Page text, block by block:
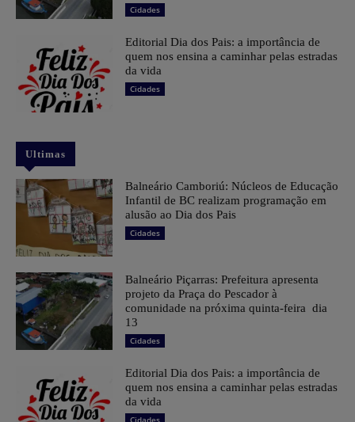
Cidades
Editorial Dia dos Pais: a importância de
quem nos ensina a caminhar pelas estradas
da vida
Cidades
Ultimas
Balneário Camboriú: Núcleos de Educação
Infantil de BC realizam programação em
alusão ao Dia dos Pais
Cidades
Balneário Piçarras: Prefeitura apresenta
projeto da Praça do Pescador à
comunidade na próxima quinta-feira dia
13
Cidades
Editorial Dia dos Pais: a importância de
quem nos ensina a caminhar pelas estradas
da vida
Cidades